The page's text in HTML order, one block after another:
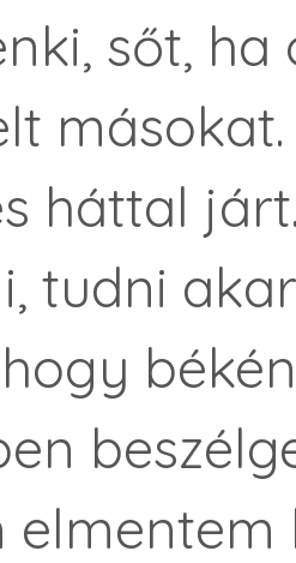
sőt,
háttal
tudni
elmentem